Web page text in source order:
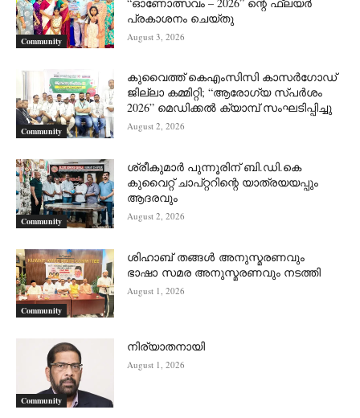
Community
പ്രകാശനം ചെയ്തു
August 3, 2026
Community
കുവൈത്ത് കെഎംസിസി കാസർഗോഡ്
ജില്ലാ കമ്മിറ്റി; “ആരോഗ്യ സ്പർശം
2026” മെഡിക്കൽ ക്യാമ്പ് സംഘടിപ്പിച്ചു
August 2, 2026
Community
ശ്രീകുമാർ പുന്നൂരിന് ബി.ഡി.കെ
കുവൈറ്റ് ചാപ്റ്ററിന്റെ യാത്രയയപ്പും
ആദരവും
August 2, 2026
Community
ശിഹാബ് തങ്ങൾ അനുസ്മരണവും
ഭാഷാ സമര അനുസ്മരണവും നടത്തി
August 1, 2026
Community
നിര്യാതനായി
August 1, 2026